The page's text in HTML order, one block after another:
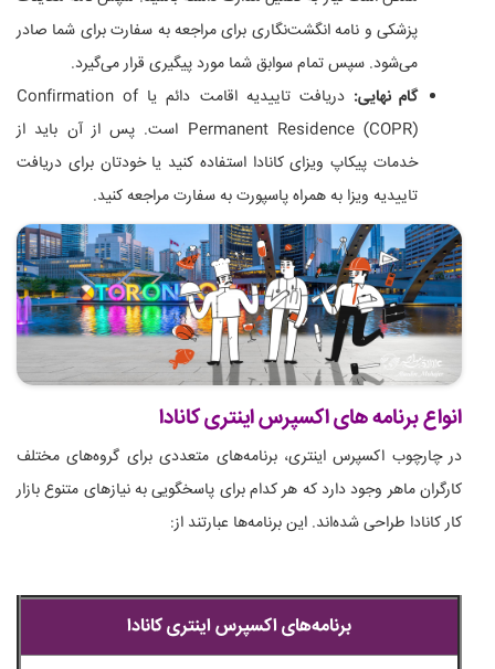
پزشکی و نامه انگشت‌نگاری برای مراجعه به سفارت برای شما صادر
می‌شود. سپس تمام سوابق شما مورد پیگیری قرار می‌گیرد.
گام نهایی:
دریافت تاییدیه اقامت دائم یا Confirmation of
Permanent Residence (COPR) است. پس از آن باید از
خدمات پیکاپ ویزای کانادا استفاده کنید یا خودتان برای دریافت
تاییدیه ویزا به همراه پاسپورت به سفارت مراجعه کنید.
انواع برنامه های اکسپرس اینتری کانادا
در چارچوب اکسپرس اینتری، برنامه‌های متعددی برای گروه‌های مختلف
کارگران ماهر وجود دارد که هر کدام برای پاسخگویی به نیازهای متنوع بازار
کار کانادا طراحی شده‌اند. این برنامه‌ها عبارتند از:
برنامه‌های اکسپرس اینتری کانادا